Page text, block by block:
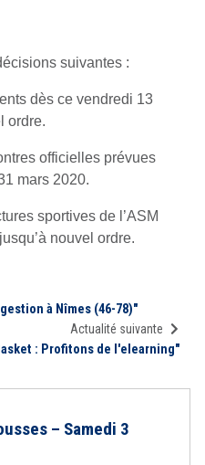
suivantes :
dès ce vendredi 13
ordre.
officielles prévues
mars 2020.
sportives de l’ASM
nouvel ordre.
à Nîmes (46-78)"
Actualité suivante
: Profitons de l'elearning"
– Samedi 3